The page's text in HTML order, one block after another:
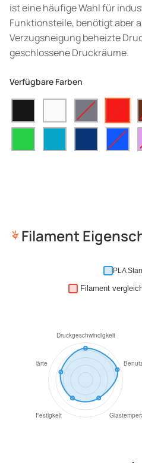
ist eine häufige Wahl für
Funktionsteile, benötigt aber
Verzugsneigung beheizte
geschlossene Druckräume.
Verfügbare Farben
Filament
PLA